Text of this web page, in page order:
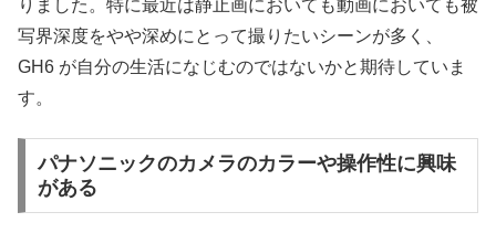
りました。特に最近は静止画においても動画においても被
写界深度をやや深めにとって撮りたいシーンが多く、
GH6 が自分の生活になじむのではないかと期待していま
す。
パナソニックのカメラのカラーや操作性に興味
がある